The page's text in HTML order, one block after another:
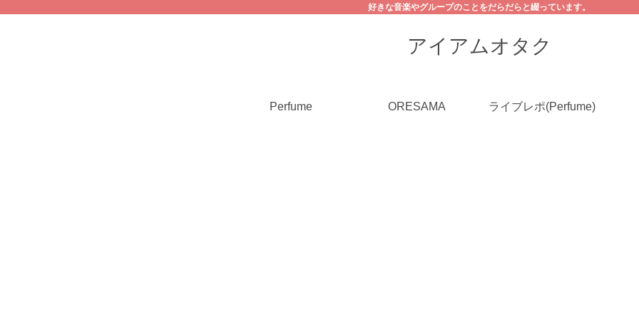
好きな音楽やグループのことをだらだらと綴っています。
アイアムオタク
Perfume ORESAMA ライブレポ(Perfume)